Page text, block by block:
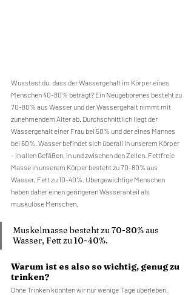
Wusstest du, dass der Wassergehalt im Körper eines
Menschen 40-80% beträgt? Ein Neugeborenes besteht zu
70-80% aus Wasser und der Wassergehalt nimmt mit
zunehmendem Alter ab. Durchschnittlich liegt der
Wassergehalt einer Frau bei 50% und der eines Mannes
bei 60%. Wasser befindet sich überall in unserem Körper
- in allen Gefäßen, in und zwischen den Zellen. Fettfreie
Masse in unserem Körper besteht zu 70-80% aus
Wasser, Fett zu 10-40%. Übergewichtige Menschen
haben daher einen geringeren Wasseranteil als
muskulöse Menschen.
Muskelmasse besteht zu 70-80% aus
Wasser, Fett zu 10-40%.
Warum ist es also so wichtig, genug zu
trinken?
Ohne Trinken könnten wir nur wenige Tage überleben.